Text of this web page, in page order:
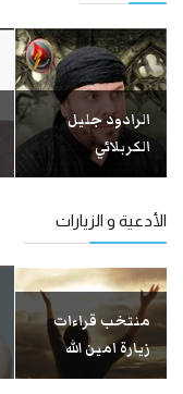
الرادود جليل
الكربلائي
الأدعية و الزيارات
منتخب قراءات
زيارة امين الله